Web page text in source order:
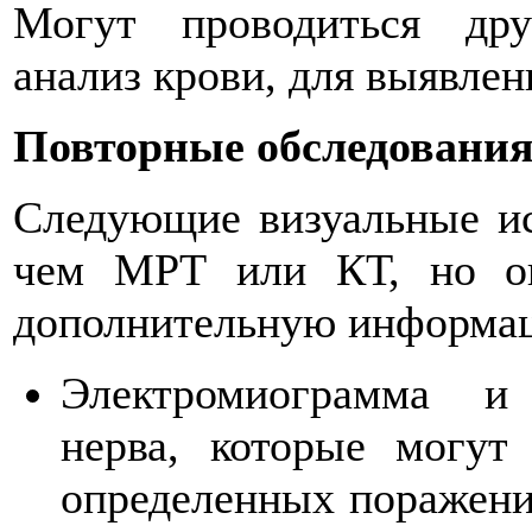
Могут проводиться
анализ крови, для
Повторные
Следующие визуальные
чем МРТ или КТ, но
дополнительную
Электромиограмма и
нерва, которые могут
определенных